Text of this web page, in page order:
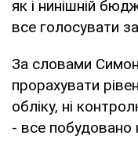
як і нинішній
все голосувати
За словами
прорахувати
обліку, ні
- все побудовано